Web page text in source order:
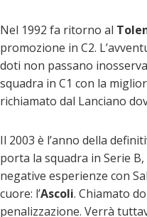
Nel 1992 fa ritorno al
promozione in C2.
doti non passano
squadra in C1 con la
richiamato dal Lanciano
Il 2003 è l’anno della
porta la squadra in Serie
negative esperienze con
cuore: l’Ascoli. Chiamato
penalizzazione. Verrà